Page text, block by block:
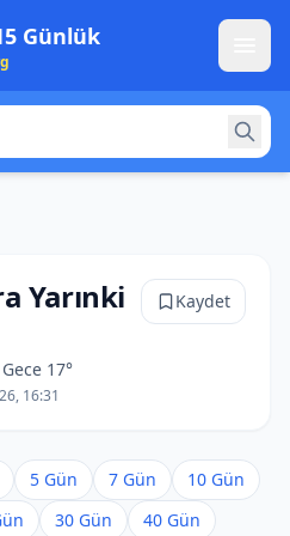
Günlük
Yarınki
17°
16:31
Kaydet
5 Gün 7 Gün
10 Gün
30 Gün
40 Gün